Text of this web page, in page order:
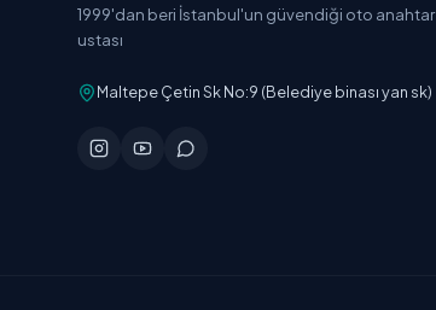
1999'dan beri İstanbul'un güvendiği oto anahtar
ustası
Maltepe Çetin Sk No:9 (Belediye binası yan sk)